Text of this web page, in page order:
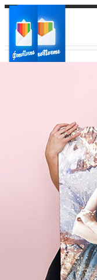
Ваш регион доставки
Выберите из списка: